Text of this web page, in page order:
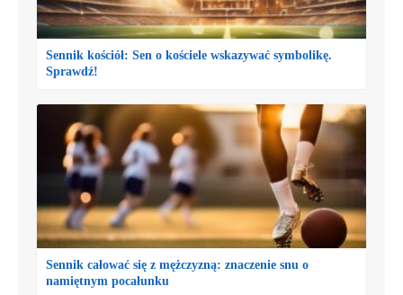
Sennik kościół: Sen o kościele wskazywać symbolikę.
Sprawdź!
Sennik całować się z mężczyzną: znaczenie snu o
namiętnym pocałunku